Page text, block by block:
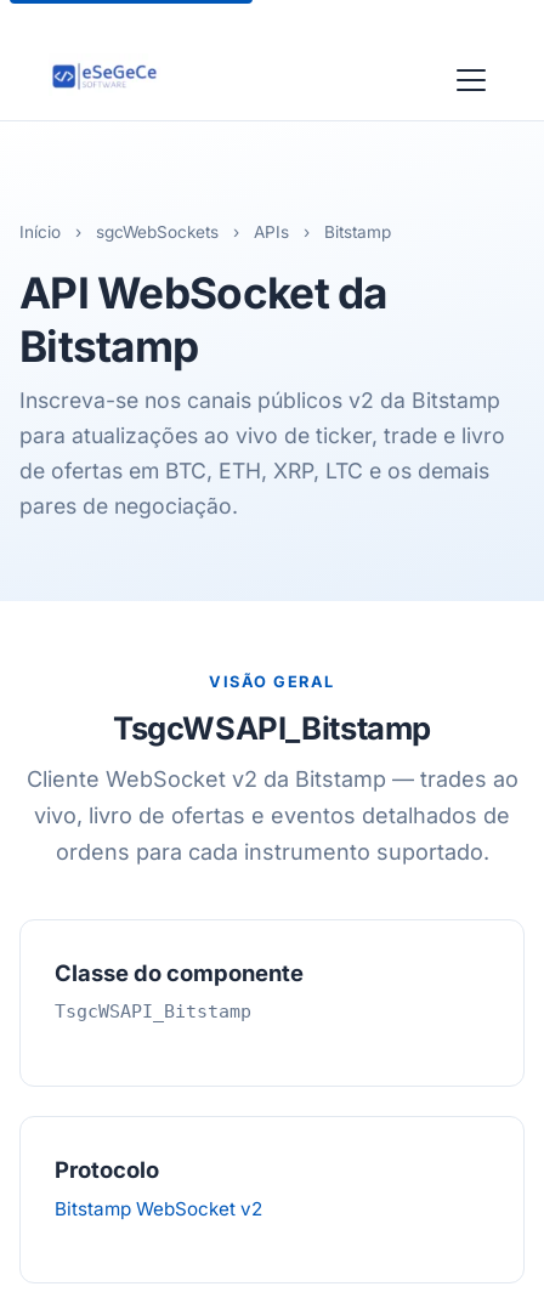
Início › sgcWebSockets › APIs › Bitstamp
API WebSocket da
Bitstamp
Inscreva-se nos canais públicos v2 da Bitstamp
para atualizações ao vivo de ticker, trade e livro
de ofertas em BTC, ETH, XRP, LTC e os demais
pares de negociação.
VISÃO GERAL
TsgcWSAPI_Bitstamp
Cliente WebSocket v2 da Bitstamp — trades ao
vivo, livro de ofertas e eventos detalhados de
ordens para cada instrumento suportado.
Classe do componente
TsgcWSAPI_Bitstamp
Protocolo
Bitstamp WebSocket v2